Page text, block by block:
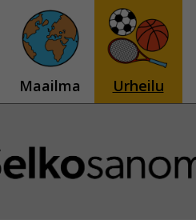
Maailma Urheilu